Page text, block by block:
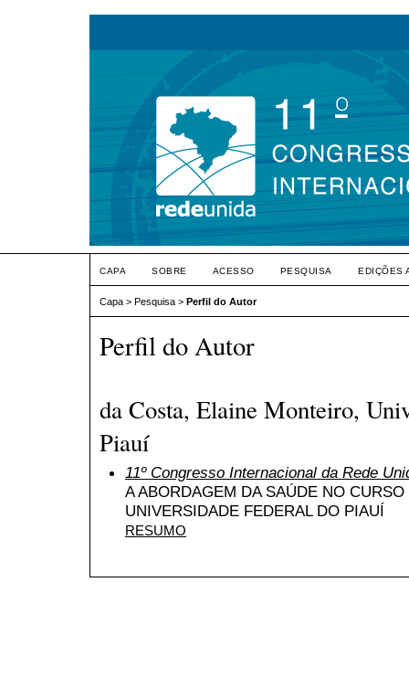
CAPA SOBRE ACESSO PESQUISA EDIÇÕES
Capa > Pesquisa > Perfil do Autor
Perfil do Autor
da Costa, Elaine Monteiro,
Piauí
11º Congresso Internacional da Rede
A ABORDAGEM DA SAÚDE NO
UNIVERSIDADE FEDERAL DO PIAUÍ
RESUMO